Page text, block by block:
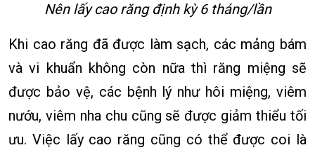
Nên lấy cao răng định kỳ 6 tháng/lần
Khi cao răng đã được làm sạch, các mảng bám
và vi khuẩn không còn nữa thì răng miệng sẽ
được bảo vệ, các bệnh lý như hôi miệng, viêm
nướu, viêm nha chu cũng sẽ được giảm thiểu tối
ưu. Việc lấy cao răng cũng có thể được coi là